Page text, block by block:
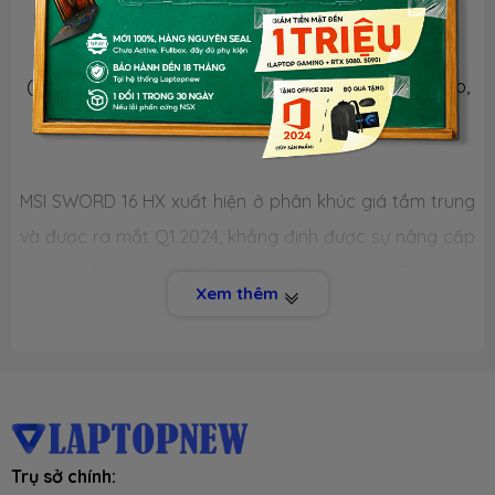
LAPTOP MSI SWORD 16 HX
(Nội dung mô tả sản phẩm mang tính chất tham khảo,
chi tiết sản phẩm xem phần thông số kỹ thuật)
MSI SWORD 16 HX xuất hiện ở phân khúc giá tầm trung
và được ra mắt Q1.2024, khẳng định được sự nâng cấp
GeForce RTX 40 series cùng với công nghệ như RAM
nghiệm chiến các tựa Game AAA và phần mềm làm đồ
hoạ tuyệt vời. Nếu bạn đang cảm thấy hứng thú với
Xem thêm
Trụ sở chính: